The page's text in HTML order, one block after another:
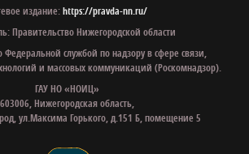
издание:https://pravda-nn.ru/
Правительство Нижегородской области
Федеральной службой по надзору в сфере связи,
и массовых коммуникаций (Роскомнадзор).
ГАУ НО «НОИЦ»
603006, Нижегородская область,
ул.Максима Горького, д.151 Б, помещение 5